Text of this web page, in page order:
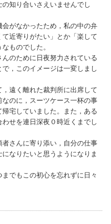
知り合いさえいませんでし
がなかったため，私の中の弁
近寄りがたい」とか「楽して
ものでした。
のために日夜努力されている
，このイメージは一変しまし
遠く離れた裁判所に出席して
のに，スーツケース一杯の事
宅していました。また，ある
せを連日深夜０時近くまでし
さんに寄り添い，自分の仕事
なりたいと思うようになりま
でもこの初心を忘れずに日々